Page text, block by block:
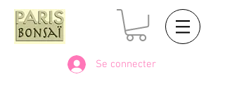
Se connecter